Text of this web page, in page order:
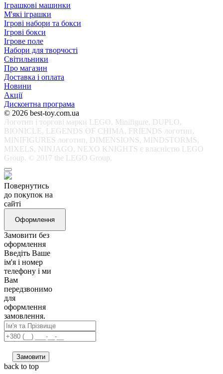
Іграшкові машинки
М'які іграшки
Ігрові набори та бокси
Ігрові бокси
Ігрове поле
Набори для творчості
Світильники
Про магазин
Доставка і оплата
Новини
Акції
Дисконтна програма
© 2026 best-toy.com.ua
Логотип і торгові марки LEGO, Minifigure, DUPLO,
BIONICLE, LEGENDS OF CHIMA, FRIENDS логотип,
MINIFIGURES логотип, DIMENSIONS, MINDSTORMS,
MIXELS, NINJAGO, NEXO KNIGHTS є власністю LEGO
Group. © 2017 the LEGO Group.
Повернутись
до покупок на
сайті
Оформлення
Замовити без
оформлення
Введіть Ваше
ім'я і номер
телефону і ми
Вам
передзвонимо
для
оформлення
замовлення.
Замовити
back to top